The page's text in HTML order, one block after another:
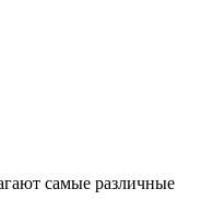
самые различные